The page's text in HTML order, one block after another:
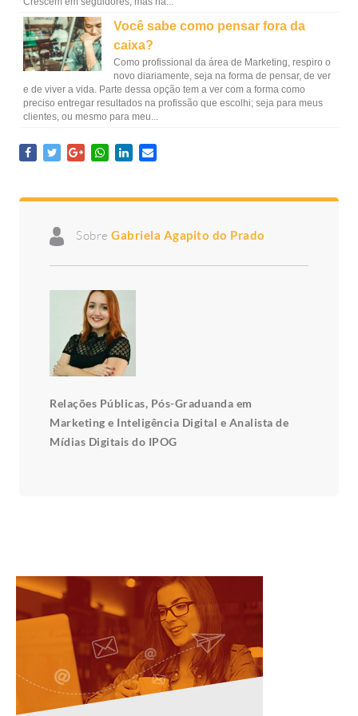
Você sabe como pensar fora da
caixa?
Como profissional da área de Marketing, respiro o
novo diariamente, seja na forma de pensar, de ver
e de viver a vida. Parte dessa opção tem a ver com a forma como
preciso entregar resultados na profissão que escolhi; seja para meus
clientes, ou mesmo para meu...
Sobre Gabriela Agapito do Prado
Relações Públicas, Pós-Graduanda em
Marketing e Inteligência Digital e Analista de
Mídias Digitais do IPOG